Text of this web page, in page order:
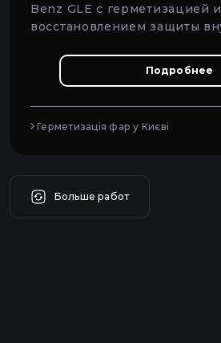
Benz GLE с герметизацией и
восстановлением защиты
Подробнее
Герметизація фар у Києві
Больше работ